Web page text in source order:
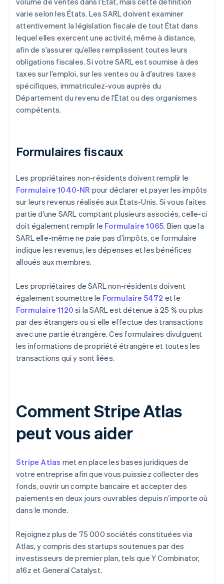
varie selon les États. Les SARL doivent examiner
attentivement la législation fiscale de tout État dans
lequel elles exercent une activité, même à distance,
afin de s’assurer qu’elles remplissent toutes leurs
obligations fiscales. Si votre SARL est soumise à des
taxes sur l’emploi, sur les ventes ou à d’autres taxes
spécifiques, immatriculez-vous auprès du
Département du revenu de l’État ou des organismes
compétents.
Formulaires fiscaux
Les propriétaires non-résidents doivent remplir le
Formulaire 1040-NR pour déclarer et payer les impôts
sur leurs revenus réalisés aux États-Unis. Si vous faites
partie d’une SARL comptant plusieurs associés, celle-ci
doit également remplir le Formulaire 1065. Bien que la
SARL elle-même ne paie pas d’impôts, ce formulaire
indique les revenus, les dépenses et les bénéfices
alloués aux membres.
Les propriétaires de SARL non-résidents doivent
également soumettre le Formulaire 5472 et le
Formulaire 1120 si la SARL est détenue à 25 % ou plus
par des étrangers ou si elle effectue des transactions
avec une partie étrangère. Ces formulaires divulguent
les informations de propriété étrangère et toutes les
transactions qui y sont liées.
Comment Stripe Atlas
peut vous aider
Stripe Atlas met en place les bases juridiques de
votre entreprise afin que vous puissiez collecter des
fonds, ouvrir un compte bancaire et accepter des
paiements en deux jours ouvrables depuis n’importe où
dans le monde.
Rejoignez plus de 75 000 sociétés constituées via
Atlas, y compris des startups soutenues par des
investisseurs de premier plan, tels que Y Combinator,
a16z et General Catalyst.